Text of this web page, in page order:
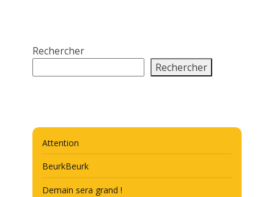
Rechercher
Rechercher
Attention
BeurkBeurk
Demain sera grand !